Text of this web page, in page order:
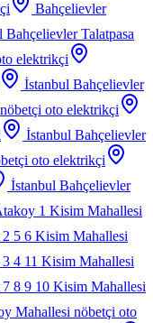
Bahçelievler
Bahçelievler Talatpasa
elektrikçi
İstanbul Bahçelievler
nöbetçi oto elektrikçi
İstanbul Bahçelievler
oto elektrikçi
İstanbul Bahçelievler
1 Kisim Mahallesi
5 6 Kisim Mahallesi
4 11 Kisim Mahallesi
8 9 10 Kisim Mahallesi
Mahallesi nöbetçi oto